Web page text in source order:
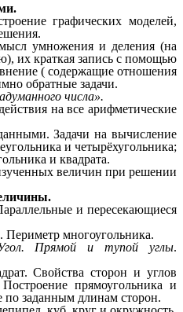
графических моделей,
умножения и деления (на
их краткая запись с помощью
( содержащие отношения
обратные задачи.
числа».
на все арифметические
Задачи на вычисление
и четырёхугольника;
и квадрата.
величин при решении
и пересекающиеся
многоугольника.
Прямой и тупой углы.
Свойства сторон и углов
прямоугольника и
по заданным длинам сторон.